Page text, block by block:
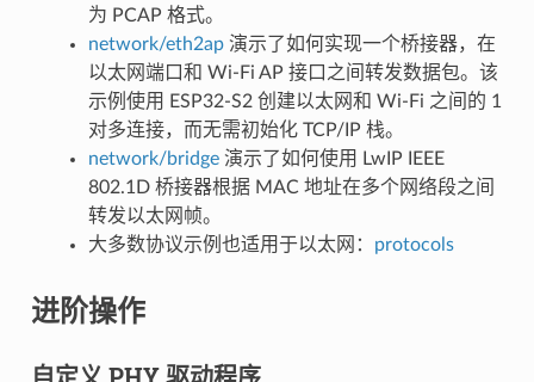
为 PCAP 格式。
network/eth2ap演示了如何实现一个桥接器，在
以太网端口和 Wi-Fi AP 接口之间转发数据包。该
示例使用 ESP32-S2 创建以太网和 Wi-Fi 之间的 1
对多连接，而无需初始化 TCP/IP 栈。
network/bridge演示了如何使用 LwIP IEEE
802.1D 桥接器根据 MAC 地址在多个网络段之间
转发以太网帧。
大多数协议示例也适用于以太网： protocols
进阶操作